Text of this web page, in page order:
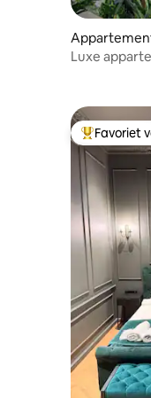
Luxe
Favoriet